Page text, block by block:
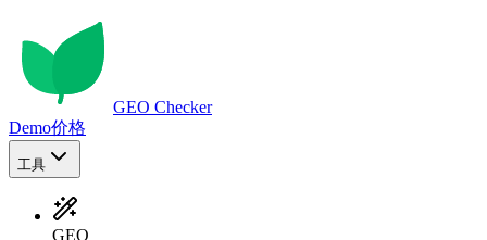
GEO Checker
Demo价格
工具
GEO